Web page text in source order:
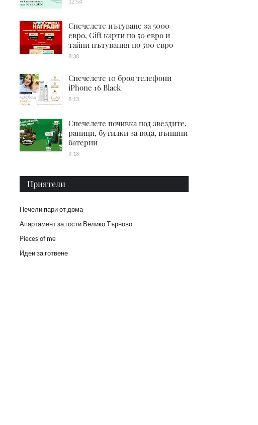
Спечелете пътуване за 5000
евро, Gift карти по 50 евро и
тайни пътувания по 500 евро
8:38
Спечелете 10 броя телефони
iPhone 16 Black
8:13
Спечелете почивка под звездите,
раници, бутилки за вода, външни
батерии
9:18
Приятели
Печели пари от дома
Апартамент за гости Велико Търново
Pieces of me
Идеи за готвене